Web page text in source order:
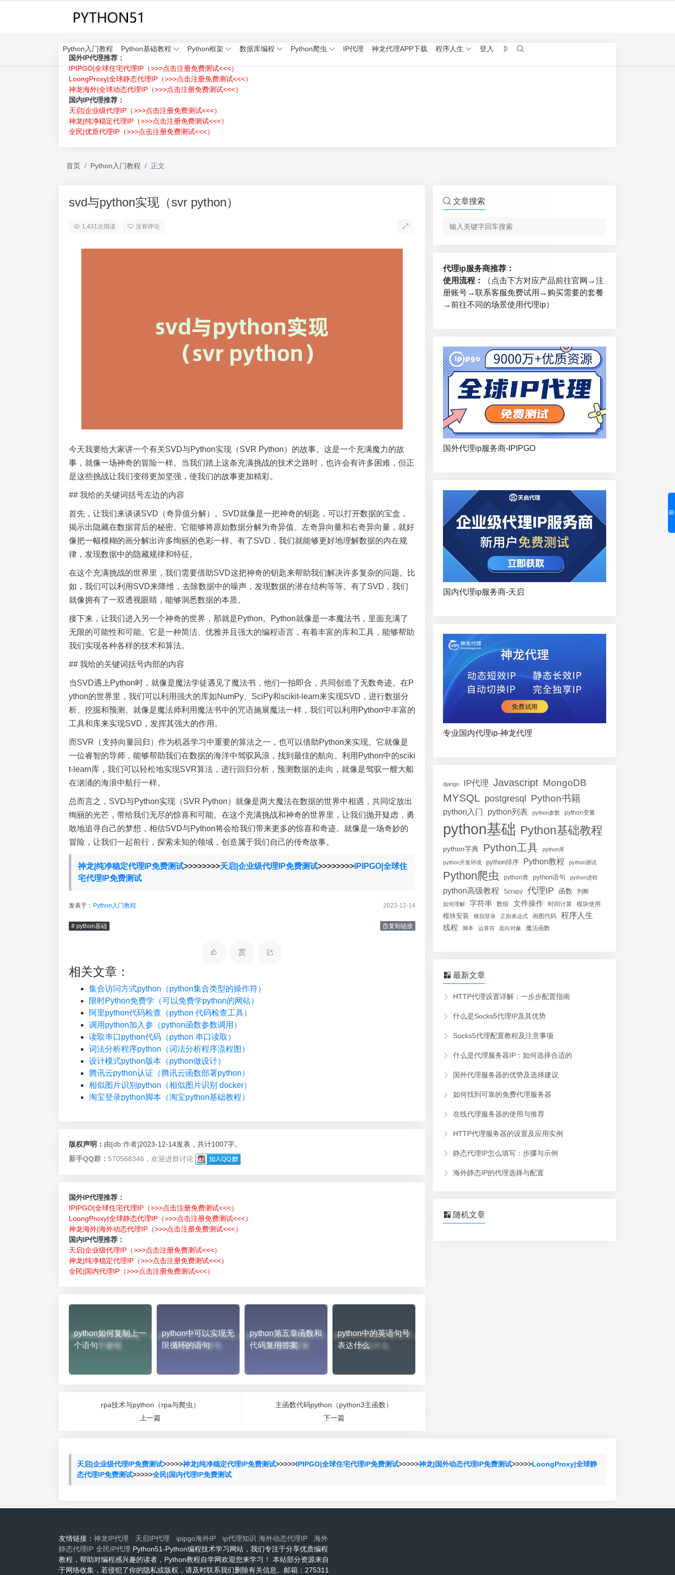
Python入门教程 Python基础教程 Python框架 数据库编程 Python爬虫 IP代理 神龙代理APP下载 程序人生
登入
国外IP代理推荐：
IPIPGO|全球住宅代理IP（>>>点击注册免费测试<<<）
LoongProxy|全球静态代理IP（>>>点击注册免费测试<<<）
神龙海外|全球动态代理IP（>>>点击注册免费测试<<<）
国内IP代理推荐：
天启|企业级代理IP（>>>点击注册免费测试<<<）
神龙|纯净稳定代理IP（>>>点击注册免费测试<<<）
全民|优质代理IP（>>>点击注册免费测试<<<）
首页 Python入门教程 正文
svd与python实现（svr python）
1,431次阅读 没有评论
今天我要给大家讲一个有关SVD与Python实现（SVR Python）的故事。这是一个充满魔力的故
事，就像一场神奇的冒险一样。当我们踏上这条充满挑战的技术之路时，也许会有许多困难，但正
是这些挑战让我们变得更加坚强，使我们的故事更加精彩。
## 我给的关键词括号左边的内容
首先，让我们来谈谈SVD（奇异值分解）。SVD就像是一把神奇的钥匙，可以打开数据的宝盒，
揭示出隐藏在数据背后的秘密。它能够将原始数据分解为奇异值、左奇异向量和右奇异向量，就好
像把一幅模糊的画分解出许多绚丽的色彩一样。有了SVD，我们就能够更好地理解数据的内在规
律，发现数据中的隐藏规律和特征。
在这个充满挑战的世界里，我们需要借助SVD这把神奇的钥匙来帮助我们解决许多复杂的问题。比
如，我们可以利用SVD来降维，去除数据中的噪声，发现数据的潜在结构等等。有了SVD，我们
就像拥有了一双透视眼睛，能够洞悉数据的本质。
接下来，让我们进入另一个神奇的世界，那就是Python。Python就像是一本魔法书，里面充满了
无限的可能性和可能。它是一种简洁、优雅并且强大的编程语言，有着丰富的库和工具，能够帮助
我们实现各种各样的技术和算法。
## 我给的关键词括号内部的内容
当SVD遇上Python时，就像是魔法学徒遇见了魔法书，他们一拍即合，共同创造了无数奇迹。在P
ython的世界里，我们可以利用强大的库如NumPy、SciPy和scikit-learn来实现SVD，进行数据分
析、挖掘和预测。就像是魔法师利用魔法书中的咒语施展魔法一样，我们可以利用Python中丰富的
工具和库来实现SVD，发挥其强大的作用。
而SVR（支持向量回归）作为机器学习中重要的算法之一，也可以借助Python来实现。它就像是
一位睿智的导师，能够帮助我们在数据的海洋中驾驭风浪，找到最佳的航向。利用Python中的sciki
t-learn库，我们可以轻松地实现SVR算法，进行回归分析，预测数据的走向，就像是驾驭一艘大船
在汹涌的海浪中航行一样。
总而言之，SVD与Python实现（SVR Python）就像是两大魔法在数据的世界中相遇，共同绽放出
绚丽的光芒，带给我们无尽的惊喜和可能。在这个充满挑战和神奇的世界里，让我们抛开疑虑，勇
敢地追寻自己的梦想，相信SVD与Python将会给我们带来更多的惊喜和奇迹。就像是一场奇妙的
冒险，让我们一起前行，探索未知的领域，创造属于我们自己的传奇故事。
神龙|纯净稳定代理IP免费测试>>>>>>>>天启|企业级代理IP免费测试>>>>>>>>IPIPGO|全球住
宅代理IP免费测试
发表于： Python入门教程 2023-12-14
# python基础 复制链接
赏
相关文章：
集合访问方式python（python集合类型的操作符）
限时Python免费学（可以免费学python的网站）
阿里python代码检查（python 代码检查工具）
调用python加入参（python函数参数调用）
读取串口python代码（python 串口读取）
词法分析程序python（词法分析程序流程图）
设计模式python版本（python做设计）
腾讯云python认证（腾讯云函数部署python）
相似图片识别python（相似图片识别 docker）
淘宝登录python脚本（淘宝python基础教程）
版权声明： 由[db:作者]2023-12-14发表，共计1007字。
新手QQ群： 570568346，欢迎进群讨论
国外IP代理推荐：
IPIPGO|全球住宅代理IP（>>>点击注册免费测试<<<）
LoongProxy|全球静态代理IP（>>>点击注册免费测试<<<）
神龙海外|海外动态代理IP（>>>点击注册免费测试<<<）
国内IP代理推荐：
天启|企业级代理IP（>>>点击注册免费测试<<<）
神龙|纯净稳定代理IP（>>>点击注册免费测试<<<）
全民|国内代理IP（>>>点击注册免费测试<<<）
python如何复制上一
个语句
python中可以实现无
限循环的语句
python第五章函数和
代码复用答案
python中的英语句号
表达什么
rpa技术与python（rpa与爬虫）
上一篇
主函数代码python（python3主函数）
下一篇
文章搜索
代理ip服务商推荐：
使用流程：
（点击下方对应产品前往官网→注
册账号→联系客服免费试用→购买需要的套餐
→前往不同的场景使用代理ip）
国外代理ip服务商-IPIPGO
国内代理ip服务商-天启
专业国内代理ip-神龙代理
django IP代理 Javascript MongoDB
MYSQL postgresql Python书籍
python入门 python列表 python参数 python变量
python基础 Python基础教程
python字典 Python工具 python库
python开发环境 python排序 Python教程 python测试
Python爬虫 python类 python语句 python进程
python高级教程 Scrapy 代理IP 函数 判断
如何理解 字符串 数组 文件操作 时间计算 模块使用
模块安装 模拟登录 正则表达式 画图代码 程序人生
线程 脚本 运算符 面向对象 魔法函数
最新文章
HTTP代理设置详解：一步步配置指南
什么是Socks5代理IP及其优势
Socks5代理配置教程及注意事项
什么是代理服务器IP：如何选择合适的
国外代理服务器的优势及选择建议
如何找到可靠的免费代理服务器
在线代理服务器的使用与推荐
HTTP代理服务器的设置及应用实例
静态代理IP怎么填写：步骤与示例
海外静态IP的代理选择与配置
随机文章
天启|企业级代理IP免费测试>>>>>神龙|纯净稳定代理IP免费测试>>>>>IPIPGO|全球住宅代理IP免费测试>>>>>神龙|国外动态代理IP免费测试>>>>>LoongProxy|全球静
态代理IP免费测试>>>>>全民|国内代理IP免费测试
友情链接： 神龙IP代理 天启IP代理 ipipgo海外IP ip代理知识 海外动态代理IP
海外
静态代理IP 全民IP代理 Python51-Python编程技术学习网站，我们专注于分享优质编程
教程，帮助对编程感兴趣的读者，Python教程自学网欢迎您来学习！ 本站部分资源来自
于网络收集，若侵犯了你的隐私或版权，请及时联系我们删除有关信息。邮箱：275311